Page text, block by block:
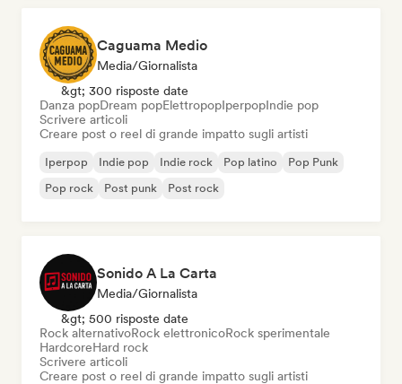
Caguama Medio
Media/Giornalista
&gt; 300 risposte date
Danza popDream popElettropopIperpopIndie pop
Scrivere articoli
Creare post o reel di grande impatto sugli artisti
Iperpop Indie pop Indie rock Pop latino
Pop Punk
Pop rock
Post punk Post rock
Sonido A La Carta
Media/Giornalista
&gt; 500 risposte date
Rock alternativoRock elettronicoRock sperimentale
HardcoreHard rock
Scrivere articoli
Creare post o reel di grande impatto sugli artisti